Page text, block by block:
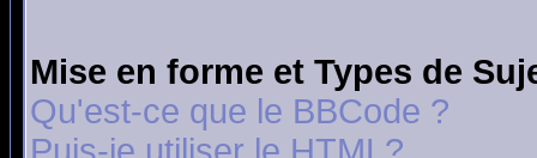
Mise en forme et Types de
Qu'est-ce que le BBCode ?